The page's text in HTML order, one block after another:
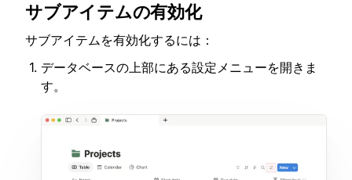
サブアイテムの有効化
サブアイテムを有効化するには：
データベースの上部にある設定メニューを開きま
す。